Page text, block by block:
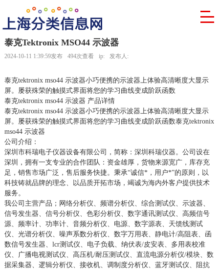
泰克Tektronix MSO44 示波器
2024-10-11 1:39:59发布 494次查看 ip: 发布人:
泰克tektronix mso44 示波器小巧便携的示波器上体验高清晰度大显示
屏。屡获殊荣的触摸式界面将您的学习曲线变成阶跃函数
泰克tektronix mso44 示波器 产品详情
泰克tektronix mso44 示波器小巧便携的示波器上体验高清晰度大显示
屏。屡获殊荣的触摸式界面将您的学习曲线变成阶跃函数泰克tektronix
mso44 示波器
公司介绍：
深圳市科瑞电子仪器设备有限公司，简称：深圳科瑞仪器。公司设在
深圳，拥有一支专业的合作团队：资金雄厚，货物来源宽广，库存充
足，销售市场广泛，售后服务快捷。秉承“诚信*，用户*”的原则，以
科技铸就品牌的理念、以品质开拓市场，竭诚为海内外客户提供技术
服务。
我公司主营产品；网络分析仪、频谱分析仪、综合测试仪、示波器、
信号发生器、信号分析仪、色彩分析仪、数字通讯测试仪、高频信号
源、频率计、功率计、音频分析仪、电源、数字源表、天馈线测试
仪、光谱分析仪、噪声系数分析仪、数字万用表、静电计/高阻表、函
数信号发生器、lcr测试仪、电子负载、纳伏表/皮安表、多用表校准
仪、广播电视测试仪、高压机/耐压测试仪、直流电源分析仪/模块、数
据采集器、逻辑分析仪、接收机、调制度分析仪、蓝牙测试仪、阻抗